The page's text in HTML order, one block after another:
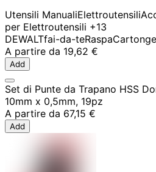
Utensili ManualiElettroutensili
per Elettroutensili +13
DEWALTfai-da-teRaspa
A partire da 19,62 €
Add
Set di Punte da Trapano HSS
10mm x 0,5mm, 19pz
A partire da 67,15 €
Add